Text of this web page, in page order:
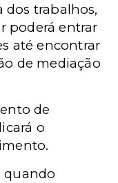
dos trabalhos,
poderá entrar
até encontrar
de mediação
de
o
quando